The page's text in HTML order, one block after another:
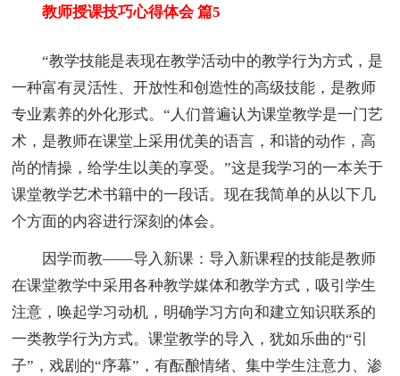
教师授课技巧心得体会 篇5
“教学技能是表现在教学活动中的教学行为方式，是
一种富有灵活性、开放性和创造性的高级技能，是教师
专业素养的外化形式。“人们普遍认为课堂教学是一门艺
术，是教师在课堂上采用优美的语言，和谐的动作，高
尚的情操，给学生以美的享受。”这是我学习的一本关于
课堂教学艺术书籍中的一段话。现在我简单的从以下几
个方面的内容进行深刻的体会。
因学而教——导入新课：导入新课程的技能是教师
在课堂教学中采用各种教学媒体和教学方式，吸引学生
注意，唤起学习动机，明确学习方向和建立知识联系的
一类教学行为方式。课堂教学的导入，犹如乐曲的“引
子”，戏剧的“序幕”，有酝酿情绪、集中学生注意力、渗